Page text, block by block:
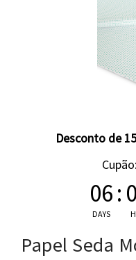
Desconto de
Cupão:
06
DAYS
:
Papel Seda